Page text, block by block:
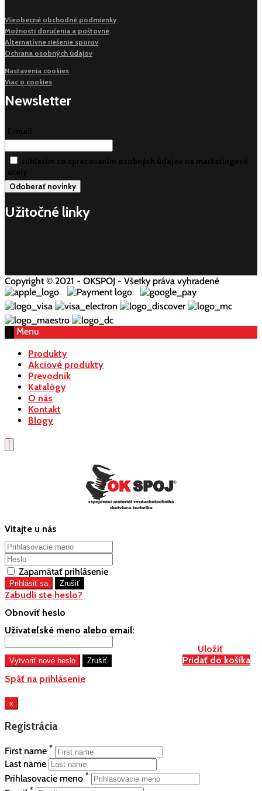
Uložiť
Pridať do košíka
Všeobecné obchodné podmienky
Možnosti doručenia a poštovné
Alternatívne riešenie sporov
Ochrana osobných údajov
Nastavenia cookies
Viac o cookies
Newsletter
E-mail
súhlasim so spracovaním osobných údajov na marketingové
účely
Užitočné linky
Copyright © 2021 - OKSPOJ - Všetky práva vyhradené
Menu
Produkty
Akciové produkty
Prevodník
Katalógy
O nás
Kontakt
Blogy
Vitajte u nás
Zapamätať prihlásenie
Zabudli ste heslo?
Obnoviť heslo
Užívateľské meno alebo email:
Späť na prihlásenie
x
Registrácia
First name *
Last name
Prihlasovacie meno *